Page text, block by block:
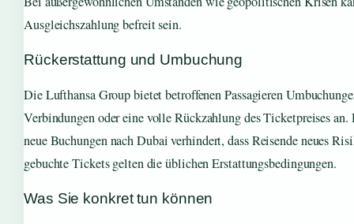
Ausgleichszahlung befreit sein.
Rückerstattung und Umbuchung
Die Lufthansa Group bietet betroffenen Passagieren
Verbindungen oder eine volle Rückzahlung des Ticketpreises
neue Buchungen nach Dubai verhindert, dass Reisende neues
gebuchte Tickets gelten die üblichen Erstattungsbedingungen.
Was Sie konkret tun können